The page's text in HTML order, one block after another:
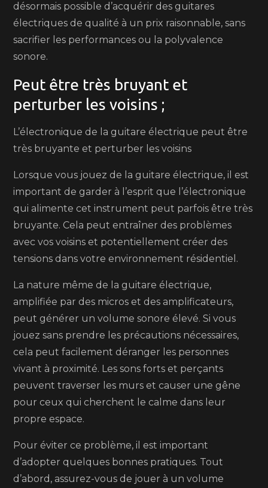
désormais possible d’acquérir des guitares
électriques de qualité à un prix raisonnable, sans
sacrifier les performances ou la polyvalence
sonore.
Peut être très bruyant et
perturber les voisins ;
L’électronique de la guitare électrique peut être
très bruyante et perturber les voisins
Lorsque vous jouez de la guitare électrique, il est
important de garder à l’esprit que l’électronique
qui alimente cet instrument peut parfois être très
bruyante. Cela peut entraîner des problèmes
avec vos voisins et potentiellement créer des
tensions dans votre environnement résidentiel.
La nature même de la guitare électrique,
amplifiée par des micros et des amplificateurs,
peut générer un volume sonore élevé. Si vous
jouez sans prendre les précautions nécessaires,
cela peut facilement déranger les personnes
vivant à proximité. Les sons forts et perçants
peuvent traverser les murs et causer une gêne
pour ceux qui cherchent le calme dans leur
propre espace.
Pour éviter ce problème, il est important
d’adopter quelques bonnes pratiques. Tout
d’abord, assurez-vous de jouer à un volume